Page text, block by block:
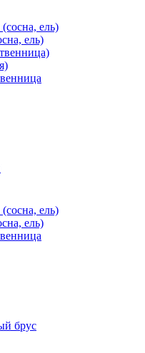
ель)
ель)
ель)
ель)
брус